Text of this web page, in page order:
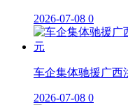
2026-07-08 0
车企集体驰援广西
2026-07-08 0